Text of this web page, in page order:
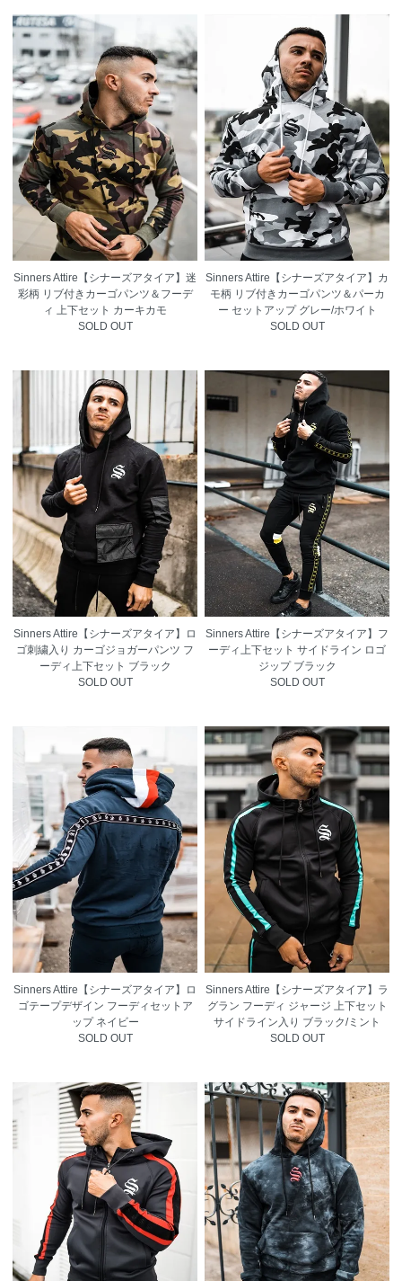
Sinners Attire【シナーズアタイア】迷
彩柄 リブ付きカーゴパンツ＆フーデ
ィ 上下セット カーキカモ
SOLD OUT
Sinners Attire【シナーズアタイア】カ
モ柄 リブ付きカーゴパンツ＆パーカ
ー セットアップ グレー/ホワイト
SOLD OUT
Sinners Attire【シナーズアタイア】ロ
ゴ刺繍入り カーゴジョガーパンツ フ
ーディ上下セット ブラック
SOLD OUT
Sinners Attire【シナーズアタイア】フ
ーディ上下セット サイドライン ロゴ
ジップ ブラック
SOLD OUT
Sinners Attire【シナーズアタイア】ロ
ゴテープデザイン フーディセットア
ップ ネイビー
SOLD OUT
Sinners Attire【シナーズアタイア】ラ
グラン フーディ ジャージ 上下セット
サイドライン入り ブラック/ミント
SOLD OUT